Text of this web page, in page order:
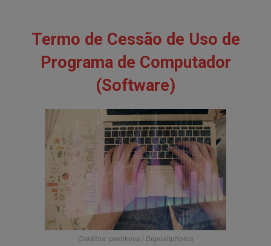
Termo de Cessão de Uso de
Programa de Computador
(Software)
Créditos: peshkova / Depositphotos